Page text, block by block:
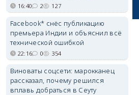
16:40 2 127
Facebook* снёс публикацию
премьера Индии и объяснил всё
технической ошибкой
22:16 0 354
Виноваты соцсети: марокканец
рассказал, почему решился
вплавь добраться в Сеуту